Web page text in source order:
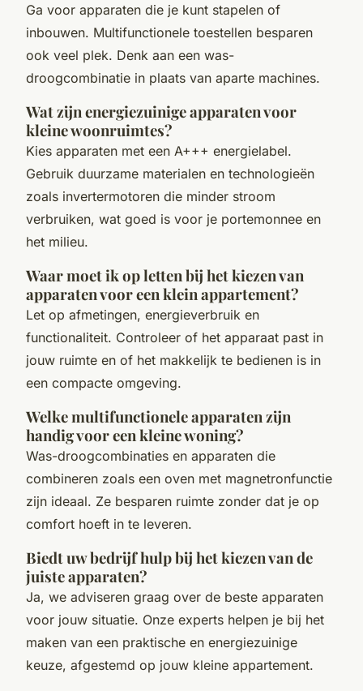
Ga voor apparaten die je kunt stapelen of
inbouwen. Multifunctionele toestellen besparen
ook veel plek. Denk aan een was-
droogcombinatie in plaats van aparte machines.
Wat zijn energiezuinige apparaten voor
kleine woonruimtes?
Kies apparaten met een A+++ energielabel.
Gebruik duurzame materialen en technologieën
zoals invertermotoren die minder stroom
verbruiken, wat goed is voor je portemonnee en
het milieu.
Waar moet ik op letten bij het kiezen van
apparaten voor een klein appartement?
Let op afmetingen, energieverbruik en
functionaliteit. Controleer of het apparaat past in
jouw ruimte en of het makkelijk te bedienen is in
een compacte omgeving.
Welke multifunctionele apparaten zijn
handig voor een kleine woning?
Was-droogcombinaties en apparaten die
combineren zoals een oven met magnetronfunctie
zijn ideaal. Ze besparen ruimte zonder dat je op
comfort hoeft in te leveren.
Biedt uw bedrijf hulp bij het kiezen van de
juiste apparaten?
Ja, we adviseren graag over de beste apparaten
voor jouw situatie. Onze experts helpen je bij het
maken van een praktische en energiezuinige
keuze, afgestemd op jouw kleine appartement.